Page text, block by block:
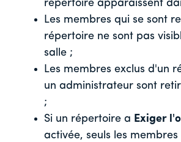
répertoire apparaissent
Les membres qui se sont
répertoire ne sont pas
salle ;
Les membres exclus d'un
un administrateur sont
;
Si un répertoire a Exiger
activée, seuls les